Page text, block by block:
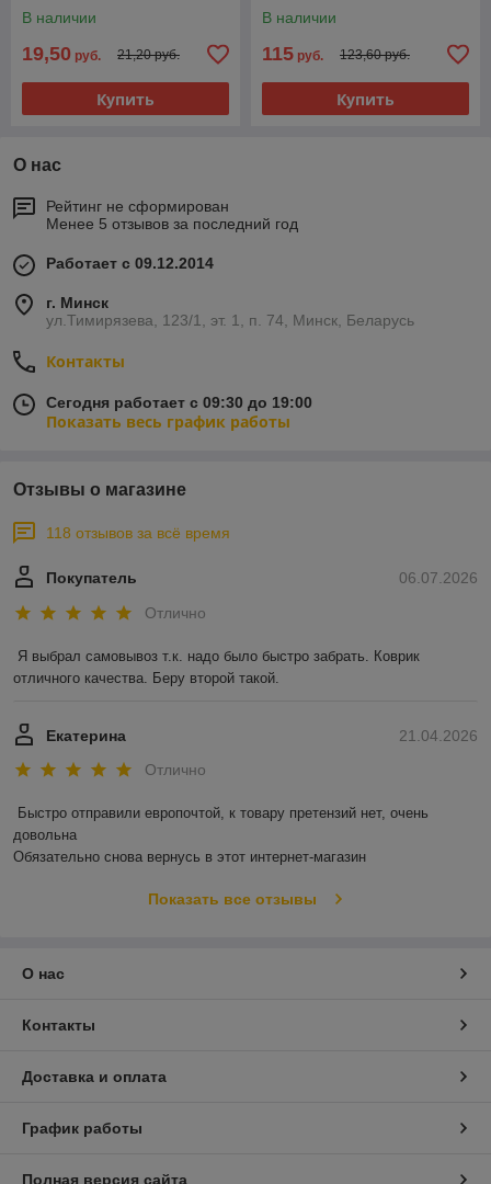
В наличии
19,50 руб. 21,20 руб.
Купить
В наличии
115 руб. 123,60 руб.
Купить
О нас
Рейтинг не сформирован
Менее 5 отзывов за последний год
Работает с 09.12.2014
г. Минск
ул.Тимирязева, 123/1, эт. 1, п. 74, Минск, Беларусь
Контакты
Сегодня работает с 09:30 до 19:00
Показать весь график работы
Отзывы о магазине
118 отзывов за всё время
06.07.2026
Покупатель
Отлично
Я выбрал самовывоз т.к. надо было быстро забрать. Коврик
отличного качества. Беру второй такой.
21.04.2026
Екатерина
Отлично
Быстро отправили европочтой, к товару претензий нет, очень
довольна
Обязательно снова вернусь в этот интернет-магазин
Показать все отзывы
О нас
Контакты
Доставка и оплата
График работы
Полная версия сайта